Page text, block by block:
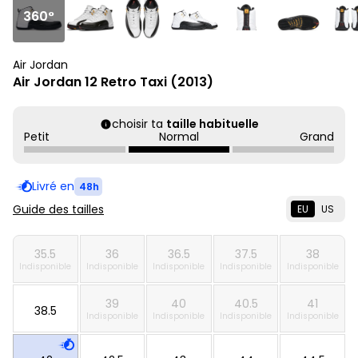
360°
Air Jordan
Air Jordan 12 Retro Taxi (2013)
choisir ta taille habituelle
Petit
Normal Grand
Livré en 48h
Guide des tailles EU US
35.5
Indisponible
36
Indisponible
36.5
Indisponible
37.5
Indisponible
38
Indisponible
38.5 39
Indisponible
40
Indisponible
40.5
Indisponible
41
Indisponible